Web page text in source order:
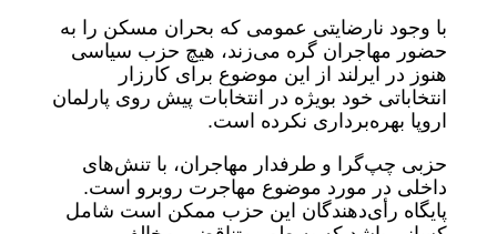
با وجود نارضایتی عمومی که بحران مسکن را به
حضور مهاجران گره می‌زند، هیچ حزب سیاسی
هنوز در ایرلند از این موضوع برای کارزار
انتخاباتی خود بویژه در انتخابات پیش روی پارلمان
اروپا بهره‌برداری نکرده است.
حزبی چپ‌گرا و طرفدار مهاجران، با تنش‌های
داخلی در مورد موضوع مهاجرت روبرو است.
پایگاه رأی‌دهندگان این حزب ممکن است شامل